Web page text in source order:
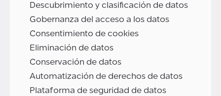
Descubrimiento y clasificación de datos
Gobernanza del acceso a los datos
Consentimiento de cookies
Eliminación de datos
Conservación de datos
Automatización de derechos de datos
Plataforma de seguridad de datos